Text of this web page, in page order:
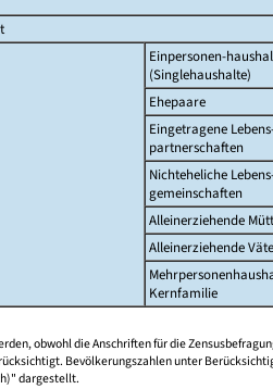
Einpersonen-
(Singlehaushalte)
Ehepaare
Eingetragene
partnerschaften
Nichteheliche
gemeinschaften
Alleinerziehende
Alleinerziehende
Kernfamilie
obwohl die Anschriften für die
Bevölkerungszahlen unter
dargestellt.